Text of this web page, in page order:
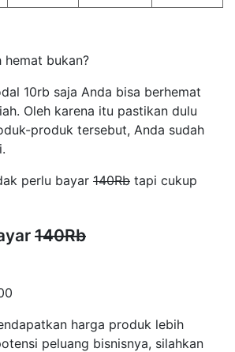
hemat bukan?
10rb saja Anda bisa berhemat
Oleh karena itu pastikan dulu
produk tersebut, Anda sudah
perlu bayar 140Rb tapi cukup
140Rb
harga produk lebih
peluang bisnisnya, silahkan